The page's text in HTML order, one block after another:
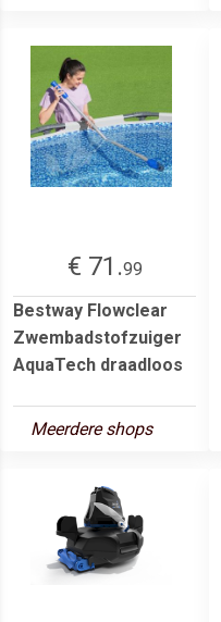
€ 71.99
Bestway Flowclear
Zwembadstofzuiger
AquaTech draadloos
Meerdere shops